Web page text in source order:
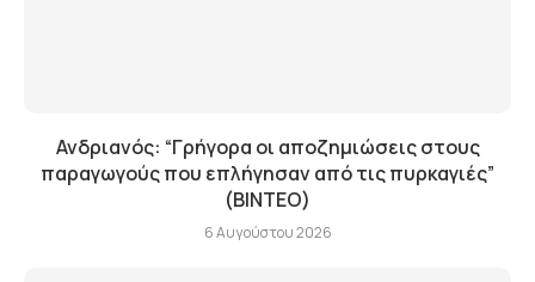
Ανδριανός: “Γρήγορα οι αποζημιώσεις στους
παραγωγούς που επλήγησαν από τις πυρκαγιές”
(BINTEO)
6 Αυγούστου 2026